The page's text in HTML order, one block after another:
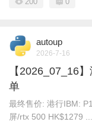
autoup
2026-7-16
【2026_07_16
单
最终售价: 港行IBM:
屏/rtx 500 HK$1279 ...